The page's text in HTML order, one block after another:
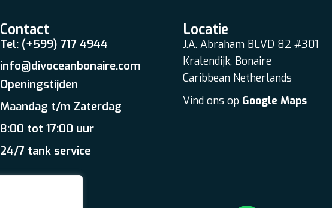
Contact
Tel: (+599) 717 4944
info@divoceanbonaire.com
Openingstijden
Maandag t/m Zaterdag
8:00 tot 17:00 uur
24/7 tank service
Locatie
J.A. Abraham BLVD 82 #301
Kralendijk, Bonaire
Caribbean Netherlands
Vind ons op Google Maps